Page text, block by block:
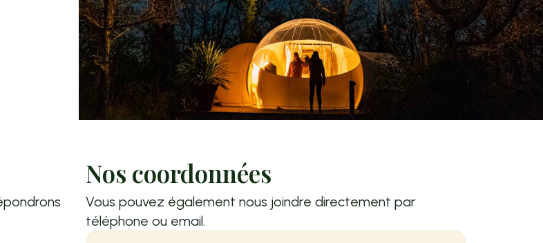
Nos coordonnées
Vous pouvez également nous joindre directement par
téléphone ou email.